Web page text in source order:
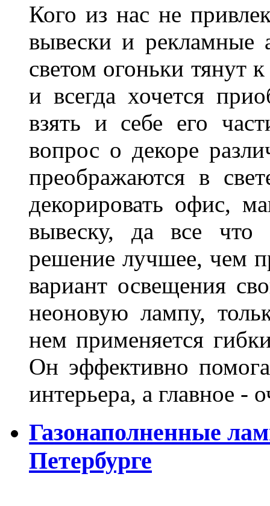
Кого из нас не
вывески и рекламные
светом огоньки тянут
и всегда хочется
взять и себе его
вопрос о декоре
преображаются в
декорировать офис,
вывеску, да все
решение лучшее, чем
вариант освещения
неоновую лампу,
нем применяется
Он эффективно
интерьера, а главное
Газонаполненные
Петербурге